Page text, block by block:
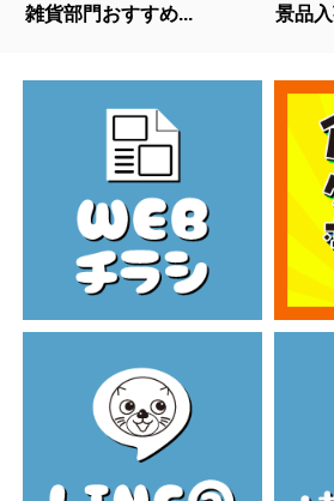
雑貨部門おすすめ...
景品